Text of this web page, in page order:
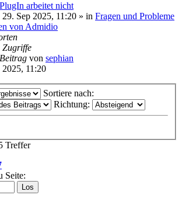
arbeitet nicht
29. Sep 2025, 11:20 » in Fragen und Probleme
von Admidio
Zugriffe
von sephian
2025, 11:20
Sortiere nach:
Richtung:
Treffer
Seite: